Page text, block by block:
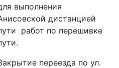
выполнения
дистанцией
работ по перешивке
переезда по ул.